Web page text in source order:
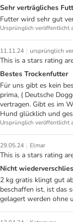
Sehr verträgliches
Futter wird sehr gut
Ursprünglich veröffentlicht
11.11.24 | ursprünglich
This is a stars rating
Bestes Trockenfutter
Für uns gibt es kein
prima, ( Deutsche
vertragen. Gibt es im
Hund glücklich und
Ursprünglich veröffentlicht
29.05.24 | Elmar
This is a stars rating
Nicht
2 kg gratis klingt gut
beschaffen ist, ist das
gelagert werden ohne